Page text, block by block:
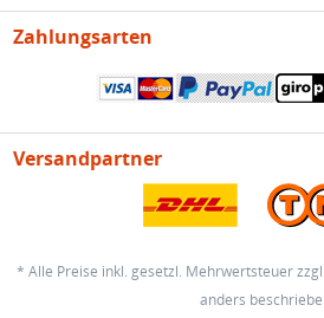
Zahlungsarten
Versandpartner
* Alle Preise inkl. gesetzl. Mehrwertsteuer zzgl.
anders